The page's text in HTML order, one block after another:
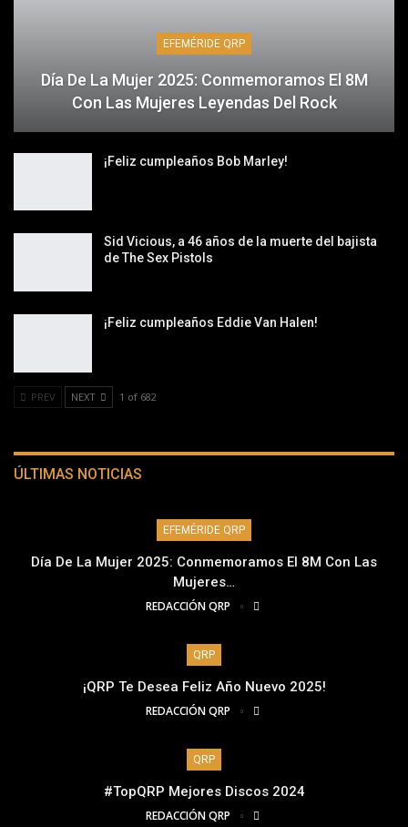
EFEMÉRIDE QRP
Día De La Mujer 2025: Conmemoramos El 8M
Con Las Mujeres Leyendas Del Rock
¡Feliz cumpleaños Bob Marley!
Sid Vicious, a 46 años de la muerte del bajista
de The Sex Pistols
¡Feliz cumpleaños Eddie Van Halen!
PREV NEXT 1 of 682
ÚLTIMAS NOTICIAS
EFEMÉRIDE QRP
Día De La Mujer 2025: Conmemoramos El 8M Con Las
Mujeres…
REDACCIÓN QRP
QRP
¡QRP Te Desea Feliz Año Nuevo 2025!
REDACCIÓN QRP
QRP
#TopQRP Mejores Discos 2024
REDACCIÓN QRP